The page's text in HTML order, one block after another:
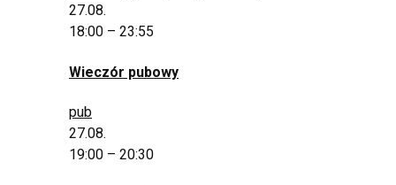
27.08.
18:00 – 23:55
Wieczór pubowy
pub
27.08.
19:00 – 20:30